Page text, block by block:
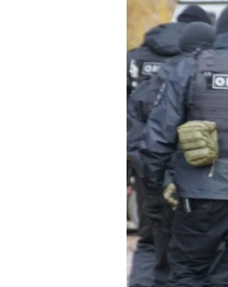
КРЫМ.НЕПОКОРЕННЫЙ
УКРАИНСКАЯ ПРОБЛЕМА КРЫМА